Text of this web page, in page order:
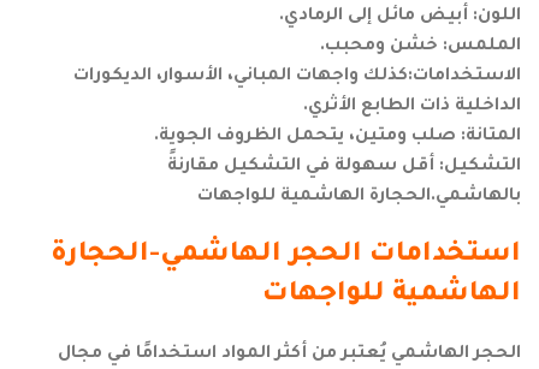
اللون: أبيض مائل إلى الرمادي.
الملمس: خشن ومحبب.
الاستخدامات:كذلك واجهات المباني، الأسوار، الديكورات
الداخلية ذات الطابع الأثري.
المتانة: صلب ومتين، يتحمل الظروف الجوية.
التشكيل: أقل سهولة في التشكيل مقارنةً
بالهاشمي.الحجارة الهاشمية للواجهات
استخدامات الحجر الهاشمي-الحجارة
الهاشمية للواجهات
الحجر الهاشمي يُعتبر من أكثر المواد استخدامًا في مجال